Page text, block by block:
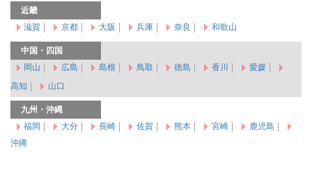
近畿
滋賀
京都 大阪 兵庫 奈良 和歌山
中国・四国
岡山
広島 島根 鳥取 徳島 香川
愛媛
高知
山口
九州・沖縄
福岡
大分 長崎 佐賀 熊本 宮崎
鹿児島
沖縄